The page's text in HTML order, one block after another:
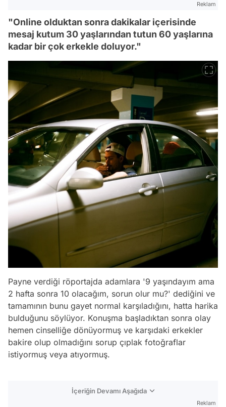
Reklam
"Online olduktan sonra dakikalar içerisinde
mesaj kutum 30 yaşlarından tutun 60 yaşlarına
kadar bir çok erkekle doluyor."
Payne verdiği röportajda adamlara '9 yaşındayım ama
2 hafta sonra 10 olacağım, sorun olur mu?' dediğini ve
tamamının bunu gayet normal karşıladığını, hatta harika
bulduğunu söylüyor. Konuşma başladıktan sonra olay
hemen cinselliğe dönüyormuş ve karşıdaki erkekler
bakire olup olmadığını sorup çıplak fotoğraflar
istiyormuş veya atıyormuş.
İçeriğin Devamı Aşağıda
Reklam